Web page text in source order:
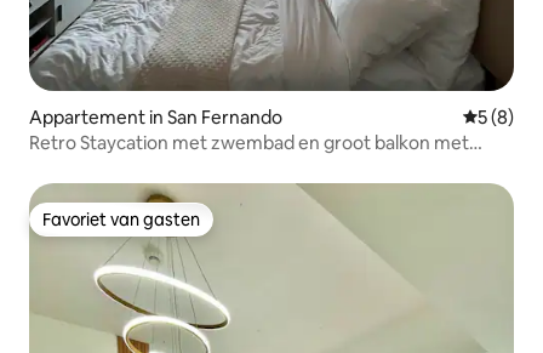
Appartement in San Fernando
5 (8)
Retro Staycation met zwembad en groot balkon met
Favoriet van gasten
Favoriet van gasten